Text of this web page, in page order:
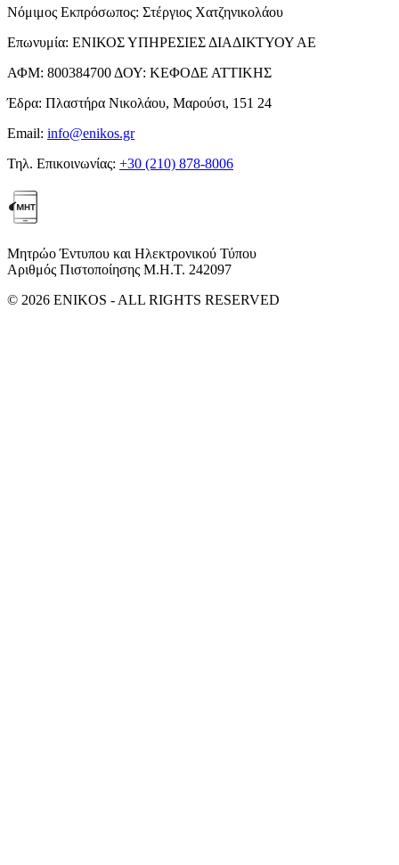
Νόμιμος Εκπρόσωπος: Στέργιος Χατζηνικολάου
Επωνυμία: ΕΝΙΚΟΣ ΥΠΗΡΕΣΙΕΣ ΔΙΑΔΙΚΤΥΟΥ ΑΕ
ΑΦΜ: 800384700 ΔΟΥ: ΚΕΦΟΔΕ ΑΤΤΙΚΗΣ
Έδρα: Πλαστήρα Νικολάου, Μαρούσι, 151 24
Email: info@enikos.gr
Τηλ. Επικοινωνίας: +30 (210) 878-8006
Μητρώο Έντυπου και Ηλεκτρονικού Τύπου
Αριθμός Πιστοποίησης Μ.Η.Τ. 242097
© 2026 ENIKOS - ALL RIGHTS RESERVED